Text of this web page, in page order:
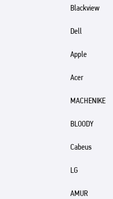
Blackview
Dell
Apple
Acer
MACHENIKE
BLOODY
Cabeus
LG
AMUR